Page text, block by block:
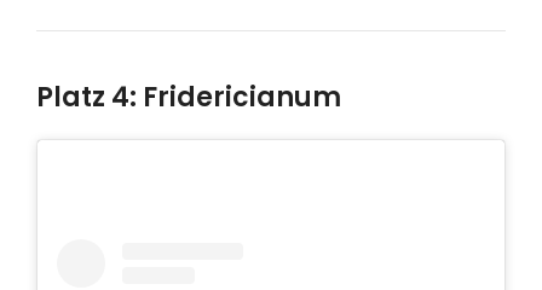
Platz 4: Fridericianum